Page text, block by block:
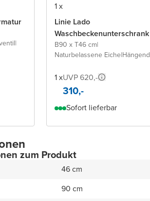
|
1 x
Linie Lado
Waschbeckenunterschrank
B90 x T46 cm|
Naturbelassene Eiche|Hängend
1 xUVP 620,-
310,-
Sofort lieferbar
zum Produkt
46 cm
90 cm